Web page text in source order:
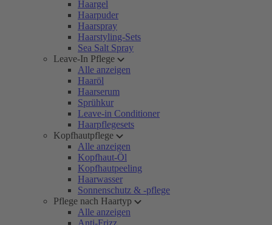
Haargel
Haarpuder
Haarspray
Haarstyling-Sets
Sea Salt Spray
Leave-In Pflege
Alle anzeigen
Haaröl
Haarserum
Sprühkur
Leave-in Conditioner
Haarpflegesets
Kopfhautpflege
Alle anzeigen
Kopfhaut-Öl
Kopfhautpeeling
Haarwasser
Sonnenschutz & -pflege
Pflege nach Haartyp
Alle anzeigen
Anti-Frizz